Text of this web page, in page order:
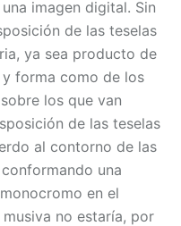
imagen digital. Sin
de las teselas
ya sea producto de
forma como de los
los que van
de las teselas
al contorno de las
una
en el
no estaría, por